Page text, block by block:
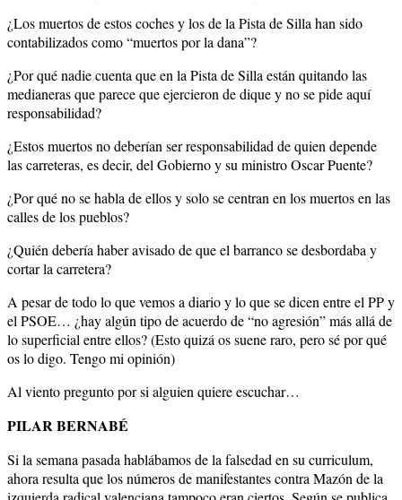
¿Los muertos de estos coches y los de la Pista de Silla han sido
contabilizados como “muertos por la dana”?
¿Por qué nadie cuenta que en la Pista de Silla están quitando las
medianeras que parece que ejercieron de dique y no se pide aquí
responsabilidad?
¿Estos muertos no deberían ser responsabilidad de quien depende
las carreteras, es decir, del Gobierno y su ministro Oscar Puente?
¿Por qué no se habla de ellos y solo se centran en los muertos en las
calles de los pueblos?
¿Quién debería haber avisado de que el barranco se desbordaba y
cortar la carretera?
A pesar de todo lo que vemos a diario y lo que se dicen entre el PP y
el PSOE… ¿hay algún tipo de acuerdo de “no agresión” más allá de
lo superficial entre ellos? (Esto quizá os suene raro, pero sé por qué
os lo digo. Tengo mi opinión)
Al viento pregunto por si alguien quiere escuchar…
PILAR BERNABÉ
Si la semana pasada hablábamos de la falsedad en su curriculum,
ahora resulta que los números de manifestantes contra Mazón de la